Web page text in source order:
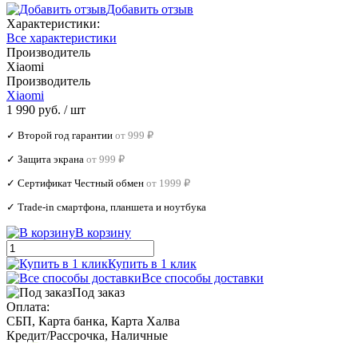
Добавить отзыв
Характеристики:
Все характеристики
Производитель
Xiaomi
Производитель
Xiaomi
1 990 руб. / шт
✓ Второй год гарантии от 999 ₽
✓ Защита экрана от 999 ₽
✓ Сертификат Честный обмен от 1999 ₽
✓ Trade‑in смартфона, планшета и ноутбука
В корзину
Купить в 1 клик
Все способы доставки
Под заказ
Оплата:
СБП, Карта банка, Карта Халва
Кредит/Рассрочка, Наличные